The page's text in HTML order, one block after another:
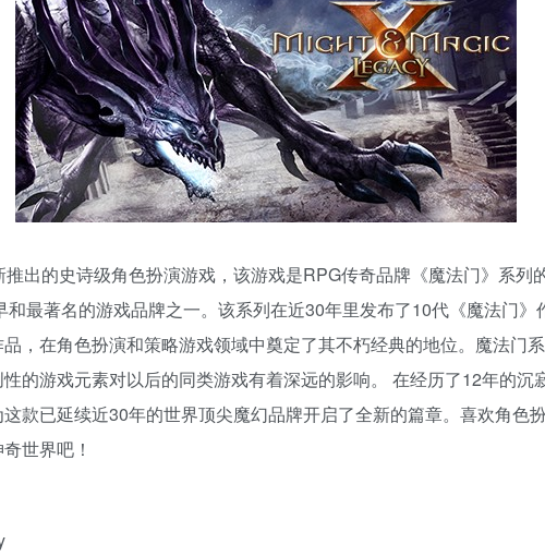
推出的史诗级角色扮演游戏，该游戏是RPG传奇品牌《魔法门》系列
最著名的游戏品牌之一。该系列在近30年里发布了10代《魔法门
，在角色扮演和策略游戏领域中奠定了其不朽经典的地位。魔法门
的游戏元素对以后的同类游戏有着深远的影响。 在经历了12年的沉
款已延续近30年的世界顶尖魔幻品牌开启了全新的篇章。喜欢角色
世界吧！